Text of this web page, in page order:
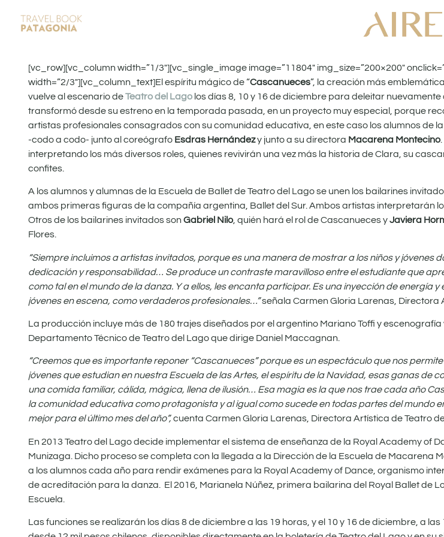
[vc_row][vc_column width=”1/3″][vc_single_image image=”11804″ img_size=”200×200″
width=”2/3″][vc_column_text]El espíritu mágico de “Cascanueces”, la creación más
vuelve al escenario deTeatro del Lago los días 8, 10 y 16 de diciembre para deleitar
transformó desde su estreno en la temporada pasada, en un proyecto muy especial, porque
artistas profesionales consagrados con su comunidad educativa, en este caso los alumnos de
-codo a codo- junto al coreógrafo Esdras Hernándezy junto a su directora Macarena Montecino
interpretando los más diversos roles, quienes revivirán una vez más la historia de Clara, su
confites.
A los alumnos y alumnas de la Escuela de Ballet de Teatro del Lago se unen los bailarines
ambos primeras figuras de la compañía argentina, Ballet del Sur. Ambos artistas interpretarán
Otros de los bailarines invitados son Gabriel Nilo, quién hará el rol de Cascanueces yJaviera
Flores.
“​Siempre incluimos a artistas invitados, porque es una manera de mostrar a los niños y jóvenes
dedicación y responsabilidad… Se produce un contraste maravilloso entre el estudiante que
como tal en el mundo de la danza. Y a ellos, les encanta participar. Es una inyección de energía y
jóvenes en escena, como verdaderos profesionales…”señala Carmen Gloria Larenas, Directora
La producción incluye más de 180 trajes diseñados por el argentino Mariano Toffi y
Departamento Técnico de Teatro del Lago que dirige Daniel Maccagnan.
“​Creemos ​que ​es importante reponer “Cascanueces” porque ​es un espectáculo que nos
jóvenes que estudian en nuestra Escuela de las Artes, el espíritu de la Navidad, esas ganas de
una comida familiar, cálida, mágica, llena de ilusión… Esa magia es la que nos trae cada año
la comunidad educativa como protagonista y al igual como sucede en todas partes del mundo
mejor para el último mes del año”,cuenta Carmen Gloria Larenas, Directora Artística de Teatro
En 2013 Teatro del Lago decide implementar el sistema de enseñanza de la Royal Academy of
Munizaga. Dicho proceso se completa con la llegada a la Dirección de la Escuela de Macarena
a los alumnos cada año para rendir exámenes para la Royal Academy of Dance, organismo
de acreditación para la danza. El 2016, Marianela Núñez, primera bailarina del Royal Ballet de
Escuela.
Las funciones se realizarán los días 8 de diciembre a las 19 horas, y el 10 y 16 de diciembre, a